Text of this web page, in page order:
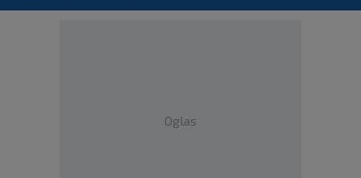
Oglas